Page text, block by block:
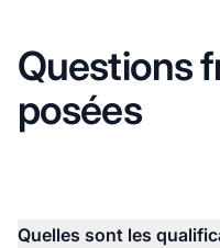
Questions
posées
Quelles sont les